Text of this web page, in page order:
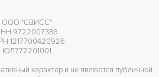
ООО "СВИСС"
9722007386
1217700420926
ЮЛ772201001
характер и не являются публичной